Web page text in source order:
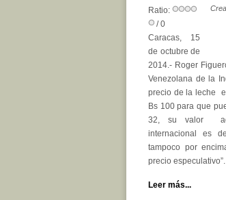
Ratio:
/ 0
Caracas, 15
de octubre de
2014.- Roger
Venezolana de la
precio de la leche
Bs 100 para que
32, su valor
internacional es
tampoco por
precio especulativo”.
Leer más...